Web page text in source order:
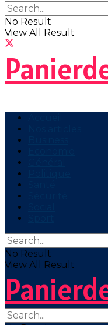
No Result
View All Result
No Result
View All Result